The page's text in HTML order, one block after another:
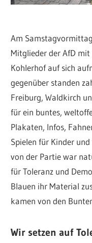
Am
Mitglieder der AfD
Kohlerhof auf sich
gegenüber standen
Freiburg, Waldkirch
für ein buntes,
Plakaten, Infos,
Spielen für Kinder
von der Partie war
für Toleranz und
Blauen ihr Material
kamen von den
Wir setzen auf